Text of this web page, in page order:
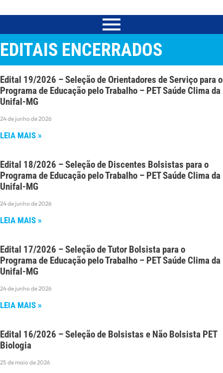
EDITAIS ENCERRADOS
Edital 19/2026 – Seleção de Orientadores de Serviço para o
Programa de Educação pelo Trabalho – PET Saúde Clima da
Unifal-MG
24 de junho de 2026
LEIA MAIS »
Edital 18/2026 – Seleção de Discentes Bolsistas para o
Programa de Educação pelo Trabalho – PET Saúde Clima da
Unifal-MG
24 de junho de 2026
LEIA MAIS »
Edital 17/2026 – Seleção de Tutor Bolsista para o
Programa de Educação pelo Trabalho – PET Saúde Clima da
Unifal-MG
24 de junho de 2026
LEIA MAIS »
Edital 16/2026 – Seleção de Bolsistas e Não Bolsista PET
Biologia
25 de maio de 2026